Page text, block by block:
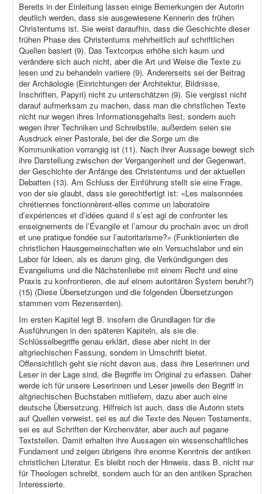
Bereits in der Einleitung lassen einige Bemerkungen der Autorin
deutlich werden, dass sie ausgewiesene Kennerin des frühen
Christentums ist. Sie weist daraufhin, dass die Geschichte dieser
frühen Phase des Christentums mehrheitlich auf schriftlichen
Quellen basiert (9). Das Textcorpus erhöhe sich kaum und
verändere sich auch nicht, aber die Art und Weise die Texte zu
lesen und zu behandeln variiere (9). Andererseits sei der Beitrag
der Archäologie (Einrichtungen der Architektur, Bildnisse,
Inschriften, Papyri) nicht zu unterschätzen (9). Sie vergisst nicht
darauf aufmerksam zu machen, dass man die christlichen Texte
nicht nur wegen ihres Informationsgehalts liest, sondern auch
wegen ihrer Techniken und Schreibstile, außerdem seien sie
Ausdruck einer Pastorale, bei der die Sorge um die
Kommunikation vorrangig ist (11). Nach ihrer Aussage bewegt sich
ihre Darstellung zwischen der Vergangenheit und der Gegenwart,
der Geschichte der Anfänge des Christentums und der aktuellen
Debatten (13). Am Schluss der Einführung stellt sie eine Frage,
von der sie glaubt, dass sie gerechtfertigt ist: «Les maisonnées
chrétiennes fonctionnèrent-elles comme un laboratoire
d’expériences et d’idées quand il s’est agi de confronter les
enseignements de l’Évangile et l’amour du prochain avec un droit
et une pratique fondée sur l’autoritarisme?» (Funktionierten die
christlichen Hausgemeinschaften wie ein Versuchslabor und ein
Labor für Ideen, als es darum ging, die Verkündigungen des
Evangeliums und die Nächstenliebe mit einem Recht und eine
Praxis zu konfrontieren, die auf einem autoritären System beruht?)
(15) (Diese Übersetzungen und die folgenden Übersetzungen
stammen vom Rezensenten).
Im ersten Kapitel legt B. insofern die Grundlagen für die
Ausführungen in den späteren Kapiteln, als sie die
Schlüsselbegriffe genau erklärt, diese aber nicht in der
altgriechischen Fassung, sondern in Umschrift bietet.
Offensichtlich geht sie nicht davon aus, dass ihre Leserinnen und
Leser in der Lage sind, die Begriffe im Original zu erfassen. Daher
werde ich für unsere Leserinnen und Leser jeweils den Begriff in
altgriechischen Buchstaben mitliefern, dazu aber auch eine
deutsche Übersetzung. Hilfreich ist auch, dass die Autorin stets
auf Quellen verweist, sei es auf die Texte des Neuen Testaments,
sei es auf Schriften der Kirchenväter, aber auch auf pagane
Textstellen. Damit erhalten ihre Aussagen ein wissenschaftliches
Fundament und zeigen übrigens ihre enorme Kenntnis der antiken
christlichen Literatur. Es bleibt noch der Hinweis, dass B. nicht nur
für Theologen schreibt, sondern auch für an den antiken Sprachen
Interessierte.